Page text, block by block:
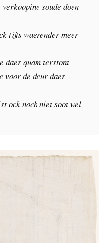
soude doen
tijts waerender meer
daer quam terstont
voor de deur daer
ock noch niet soot wel